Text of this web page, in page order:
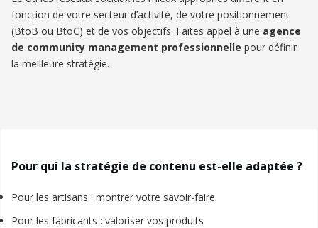
fonction de votre secteur d’activité, de votre positionnement
(BtoB ou BtoC) et de vos objectifs. Faites appel à une agence
de community management professionnelle pour définir
la meilleure stratégie.
Pour qui la stratégie de contenu est-elle adaptée ?
Pour les artisans : montrer votre savoir-faire
Pour les fabricants : valoriser vos produits